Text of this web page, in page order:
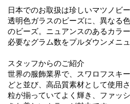
日本でのお取扱は珍しいマツノビー
透明色ガラスのビーズに、異なる
のビーズ。ニュアンスのあるカラー
必要なグラム数をプルダウンメニ
スタッフからのご紹介
世界の服飾業界で、スワロフスキ
どと並び、高品質素材として使用
粒が揃っていてよく輝き、ファッ